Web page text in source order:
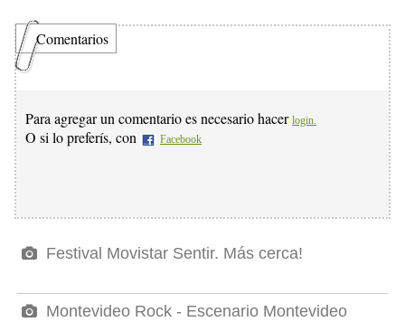
Comentarios
Para agregar un comentario es necesario hacer login.
O si lo preferís, con Facebook
Festival Movistar Sentir. Más cerca!
Montevideo Rock - Escenario Montevideo